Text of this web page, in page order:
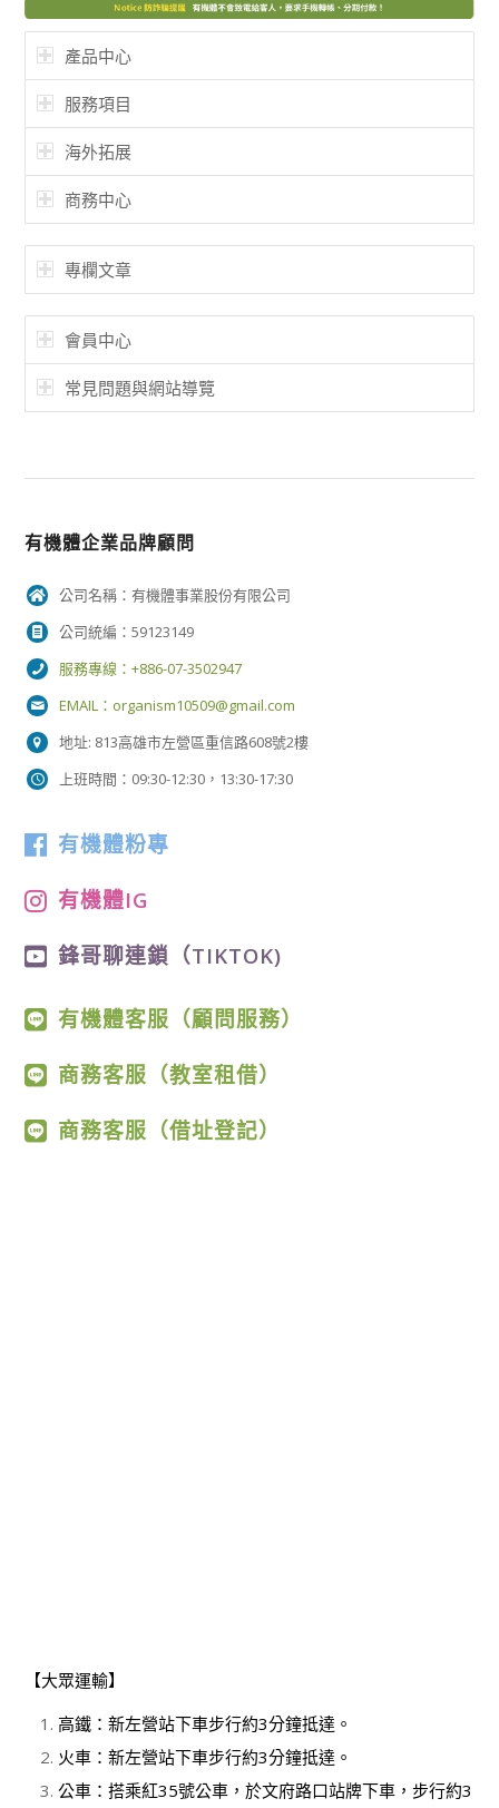
產品中心
服務項目
海外拓展
商務中心
專欄文章
會員中心
常見問題與網站導覽
有機體企業品牌顧問
公司名稱：有機體事業股份有限公司
公司統編：59123149
服務專線：+886-07-3502947
EMAIL： organism10509@gmail.com
地址: 813高雄市左營區重信路608號2樓
上班時間：09:30-12:30，13:30-17:30
有機體粉專
有機體IG
鋒哥聊連鎖（TIKTOK)
有機體客服（顧問服務）
商務客服（教室租借）
商務客服（借址登記）
【大眾運輸】
高鐵：新左營站下車步行約3分鐘抵達。
火車：新左營站下車步行約3分鐘抵達。
公車：搭乘紅35號公車，於文府路口站牌下車，步行約3